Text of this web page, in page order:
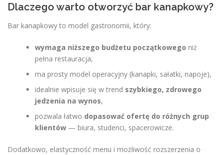
Dlaczego warto otworzyć bar kanapkowy?
Bar kanapkowy to model gastronomii, który:
wymaga niższego budżetu początkowego niż
pełna restauracja,
ma prosty model operacyjny (kanapki, sałatki, napoje),
idealnie wpisuje się w trend szybkiego, zdrowego
jedzenia na wynos,
pozwala łatwo dopasować ofertę do różnych grup
klientów — biura, studenci, spacerowicze.
Dodatkowo, elastyczność menu i możliwość rozszerzenia o